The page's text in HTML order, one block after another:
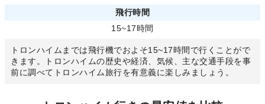
飛行時間
15~17時間
トロンハイムまでは飛行機でおよそ15~17時間で行くことがで
きます。トロンハイムの歴史や経済、気候、主な交通手段を事
前に調べてトロンハイム旅行を有意義に楽しみましょう。